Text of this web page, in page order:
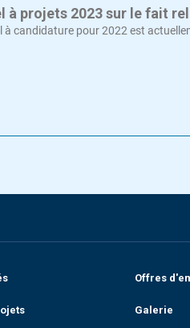
à projets 2023 sur le fait
à candidature pour 2022 est
Offres
Galerie